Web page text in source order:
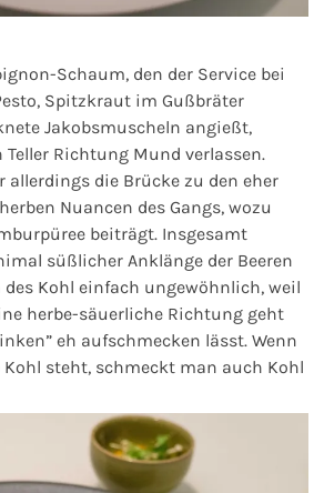
Schaum, den der Service bei
Spitzkraut im Gußbräter
Jakobsmuscheln angießt,
Richtung Mund verlassen.
allerdings die Brücke zu den eher
Nuancen des Gangs, wozu
beiträgt. Insgesamt
süßlicher Anklänge der Beeren
Kohl einfach ungewöhnlich, weil
herbe-säuerliche Richtung geht
eh aufschmecken lässt. Wenn
Kohl steht, schmeckt man auch Kohl